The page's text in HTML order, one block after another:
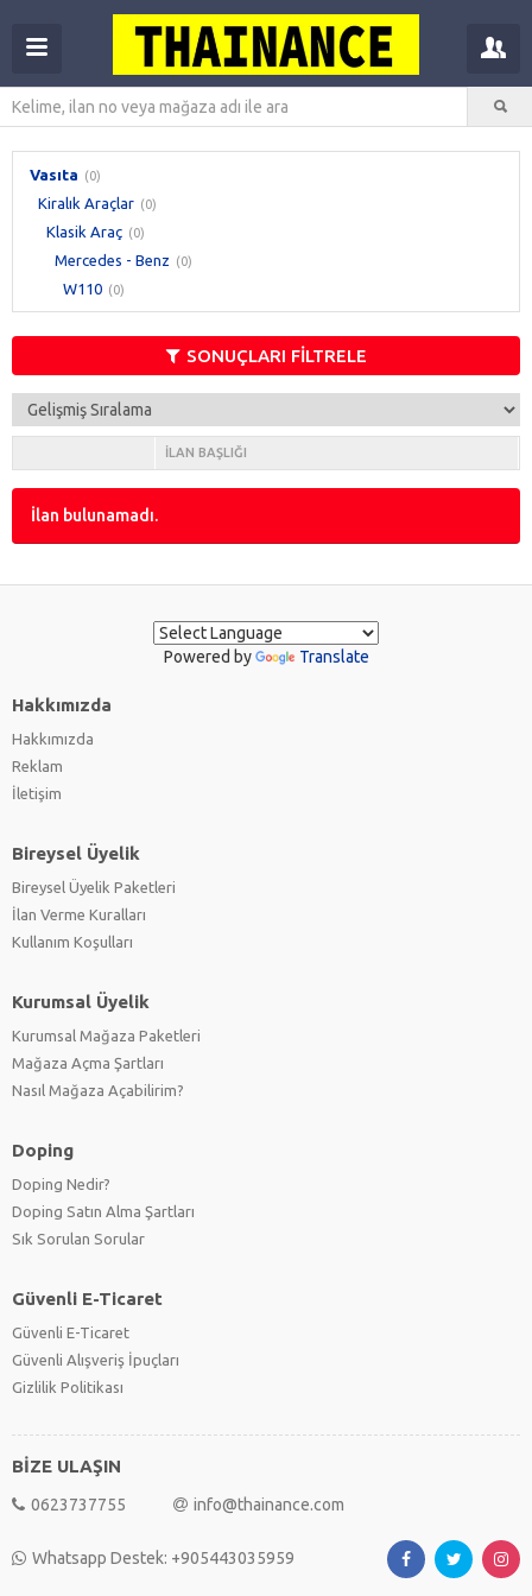
Vasıta (0)
Kiralık Araçlar (0)
Klasik Araç (0)
Mercedes - Benz (0)
W110 (0)
SONUÇLARI FİLTRELE
İLAN BAŞLIĞI
İlan bulunamadı.
Powered by Translate
Hakkımızda
Hakkımızda
Reklam
İletişim
Bireysel Üyelik
Bireysel Üyelik Paketleri
İlan Verme Kuralları
Kullanım Koşulları
Kurumsal Üyelik
Kurumsal Mağaza Paketleri
Mağaza Açma Şartları
Nasıl Mağaza Açabilirim?
Doping
Doping Nedir?
Doping Satın Alma Şartları
Sık Sorulan Sorular
Güvenli E-Ticaret
Güvenli E-Ticaret
Güvenli Alışveriş İpuçları
Gizlilik Politikası
BİZE ULAŞIN
0623737755 info@thainance.com
Whatsapp Destek: +905443035959